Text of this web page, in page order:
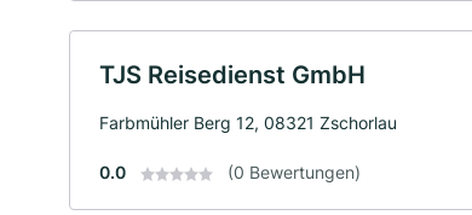
TJS Reisedienst GmbH
Farbmühler Berg 12, 08321 Zschorlau
0.0 (0 Bewertungen)